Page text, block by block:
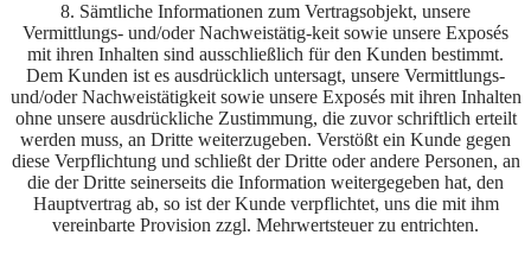
8. Sämtliche Informationen zum Vertragsobjekt, unsere
Vermittlungs- und/oder Nachweistätig-keit sowie unsere Exposés
mit ihren Inhalten sind ausschließlich für den Kunden bestimmt.
Dem Kunden ist es ausdrücklich untersagt, unsere Vermittlungs-
und/oder Nachweistätigkeit sowie unsere Exposés mit ihren Inhalten
ohne unsere ausdrückliche Zustimmung, die zuvor schriftlich erteilt
werden muss, an Dritte weiterzugeben. Verstößt ein Kunde gegen
diese Verpflichtung und schließt der Dritte oder andere Personen, an
die der Dritte seinerseits die Information weitergegeben hat, den
Hauptvertrag ab, so ist der Kunde verpflichtet, uns die mit ihm
vereinbarte Provision zzgl. Mehrwertsteuer zu entrichten.